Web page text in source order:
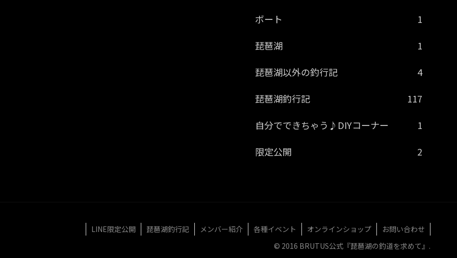
ボート
1
琵琶湖
1
琵琶湖以外の釣行記
4
琵琶湖釣行記
117
自分でできちゃう♪DIYコーナー
1
限定公開
2
LINE限定公開 琵琶湖釣行記 メンバー紹介 各種イベント オンラインショップ
お問い合わせ
© 2016 BRUTUS公式『琵琶湖の釣道を求めて』.